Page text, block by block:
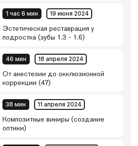
1 час 6 мин 19 июня 2024
Эстетическая реставрация у
подростка (зубы 1.3 - 1.6)
46 мин 18 апреля 2024
От анестезии до окклюзионной
коррекции (47)
38 мин 11 апреля 2024
Композитные виниры (создание
оптики)